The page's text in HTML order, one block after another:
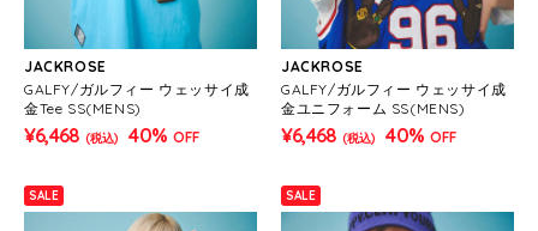
JACKROSE
GALFY/ガルフィー ウェッサイ成
金Tee SS(MENS)
¥6,468 (税込) 40% OFF
JACKROSE
GALFY/ガルフィー ウェッサイ成
金ユニフォーム SS(MENS)
¥6,468 (税込) 40% OFF
SALE SALE